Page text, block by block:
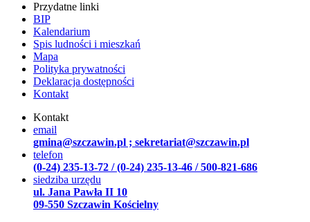
Przydatne linki
BIP
Kalendarium
Spis ludności i mieszkań
Mapa
Polityka prywatności
Deklaracja dostępności
Kontakt
Kontakt
email
gmina@szczawin.pl ; sekretariat@szczawin.pl
telefon
(0-24) 235-13-72 / (0-24) 235-13-46 / 500-821-686
siedziba urzędu
ul. Jana Pawła II 10
09-550 Szczawin Kościelny